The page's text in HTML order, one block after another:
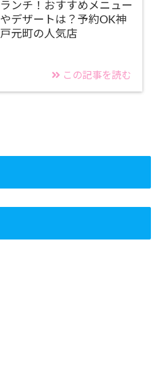
ランチ！おすすめメニュー
やデザートは？予約OK神
戸元町の人気店
この記事を読む